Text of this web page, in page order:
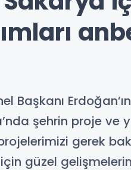
Erdoğan’ın
şehrin proje ve
gerek
güzel